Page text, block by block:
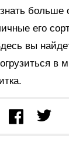
больше
его
вы
в